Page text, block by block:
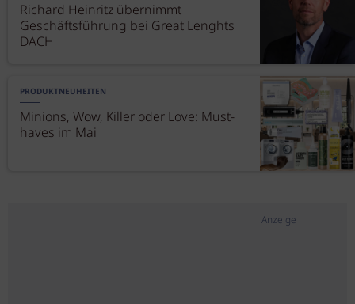
Richard Heinritz übernimmt
Geschäftsführung bei Great Lenghts
DACH
PRODUKTNEUHEITEN
Minions, Wow, Killer oder Love: Must-
haves im Mai
Anzeige